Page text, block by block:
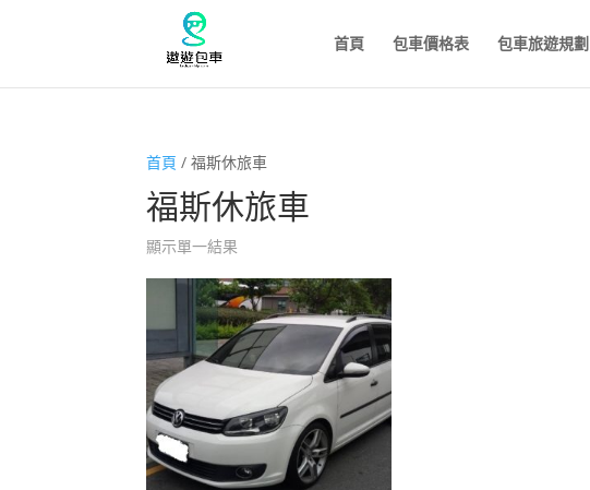
首頁 包車價格表 包車旅遊規劃
首頁 / 福斯休旅車
福斯休旅車
顯示單一結果